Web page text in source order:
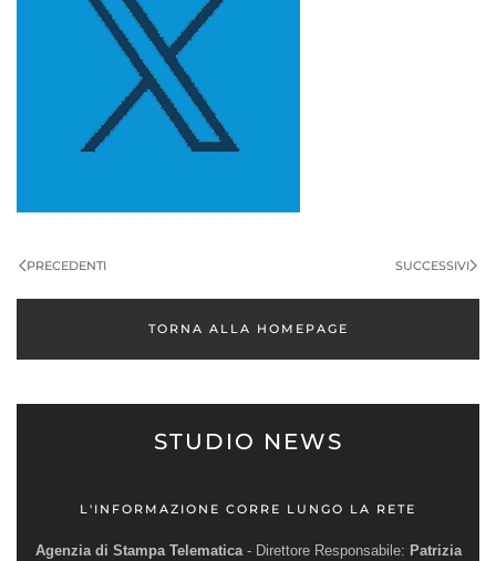
PRECEDENTI SUCCESSIVI
TORNA ALLA HOMEPAGE
STUDIO NEWS
L'INFORMAZIONE CORRE LUNGO LA RETE
Agenzia di Stampa Telematica- Direttore Responsabile: Patrizia